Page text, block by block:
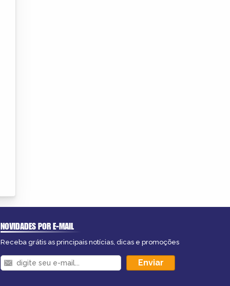
NOVIDADES POR E-MAIL
Receba grátis as principais notícias, dicas e promoções